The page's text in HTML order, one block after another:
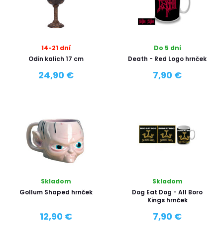
14-21 dní
Odin kalich 17 cm
24,90 €
Do 5 dní
Death - Red Logo hrnček
7,90 €
Skladom
Gollum Shaped hrnček
12,90 €
Skladom
Dog Eat Dog - All Boro
Kings hrnček
7,90 €